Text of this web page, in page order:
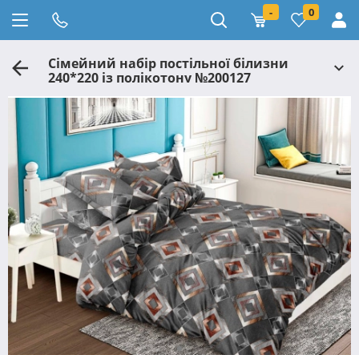
- 0
Сімейний набір постільної білизни
240*220 із полікотону №200127